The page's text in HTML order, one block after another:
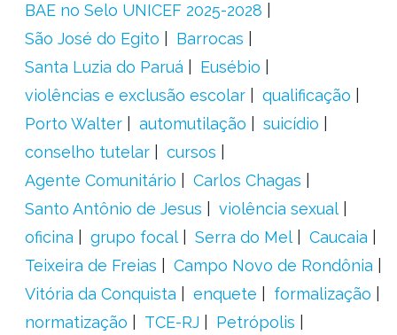
BAE no Selo UNICEF 2025-2028
São José do Egito
Barrocas
Santa Luzia do Paruá
Eusébio
violências e exclusão escolar
qualificação
Porto Walter
automutilação
suicídio
conselho tutelar
cursos
Agente Comunitário
Carlos Chagas
Santo Antônio de Jesus
violência sexual
oficina
grupo focal Serra do Mel
Caucaia
Teixeira de Freias
Campo Novo de Rondônia
Vitória da Conquista
enquete
formalização
normatização
TCE-RJ
Petrópolis